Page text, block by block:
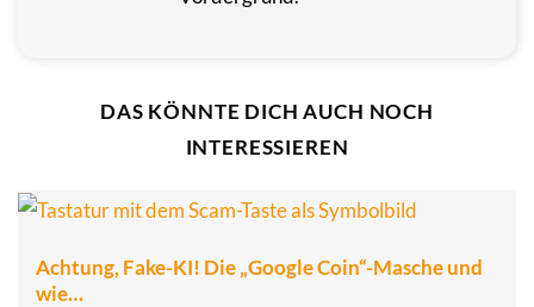
DAS KÖNNTE DICH AUCH NOCH
INTERESSIEREN
Achtung, Fake-KI! Die „Google Coin“-Masche und
wie…